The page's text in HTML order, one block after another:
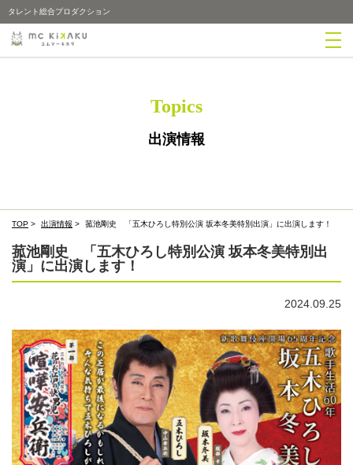
タレント総合プロダクション
Topics
出演情報
TOP > 出演情報 > 菰池剛史 「五木ひろし特別公演 坂本冬美特別出演」に出演します！
菰池剛史 「五木ひろし特別公演 坂本冬美特別出
演」に出演します！
2024.09.25